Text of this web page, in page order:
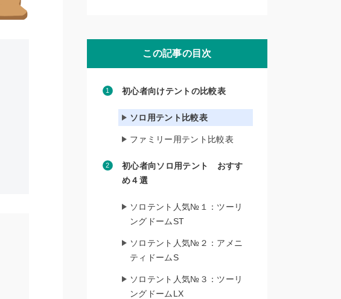
この記事の目次
初心者向けテントの比較表
ソロ用テント比較表
ファミリー用テント比較表
初心者向ソロ用テント おすす
め４選
ソロテント人気№１：ツーリ
ングドームST
ソロテント人気№２：アメニ
ティドームS
ソロテント人気№３：ツーリ
ングドームLX